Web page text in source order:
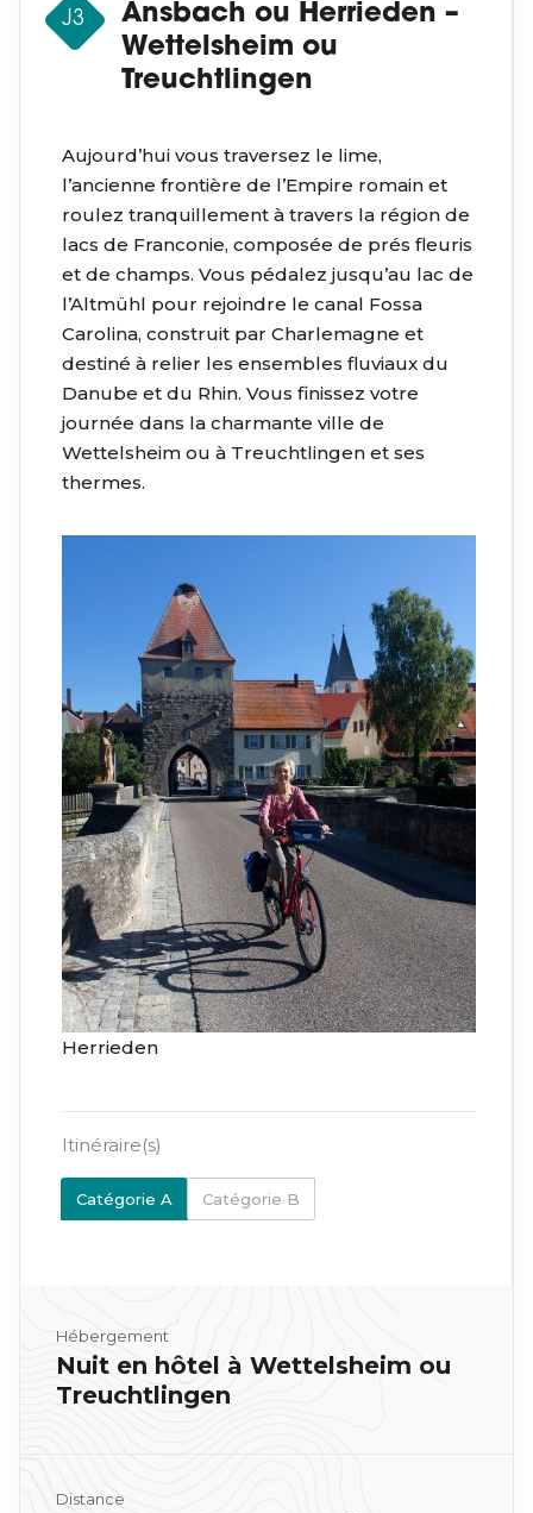
J3
Ansbach ou Herrieden –
Wettelsheim ou
Treuchtlingen
Aujourd’hui vous traversez le lime,
l’ancienne frontière de l’Empire romain et
roulez tranquillement à travers la région de
lacs de Franconie, composée de prés fleuris
et de champs. Vous pédalez jusqu’au lac de
l’Altmühl pour rejoindre le canal Fossa
Carolina, construit par Charlemagne et
destiné à relier les ensembles fluviaux du
Danube et du Rhin. Vous finissez votre
journée dans la charmante ville de
Wettelsheim ou à Treuchtlingen et ses
thermes.
Herrieden
Itinéraire(s)
Catégorie A Catégorie B
Hébergement
Nuit en hôtel à Wettelsheim ou
Treuchtlingen
Distance